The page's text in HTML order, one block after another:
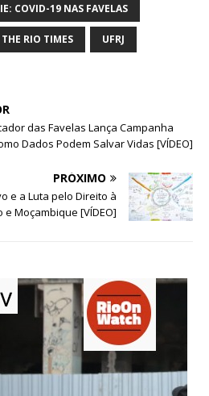
COVID-19 NAS FAVELAS
RIO TIMES UFRJ
das Favelas Lança Campanha
Dados Podem Salvar Vidas [VÍDEO]
PRÓXIMO
e a Luta pelo Direito à
e Moçambique [VÍDEO]